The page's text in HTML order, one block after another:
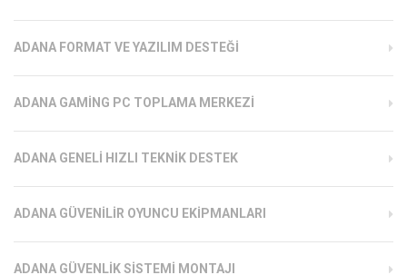
ADANA FORMAT VE YAZILIM DESTEĞI
ADANA GAMING PC TOPLAMA MERKEZI
ADANA GENELI HIZLI TEKNIK DESTEK
ADANA GÜVENILIR OYUNCU EKIPMANLARI
ADANA GÜVENLIK SISTEMI MONTAJI